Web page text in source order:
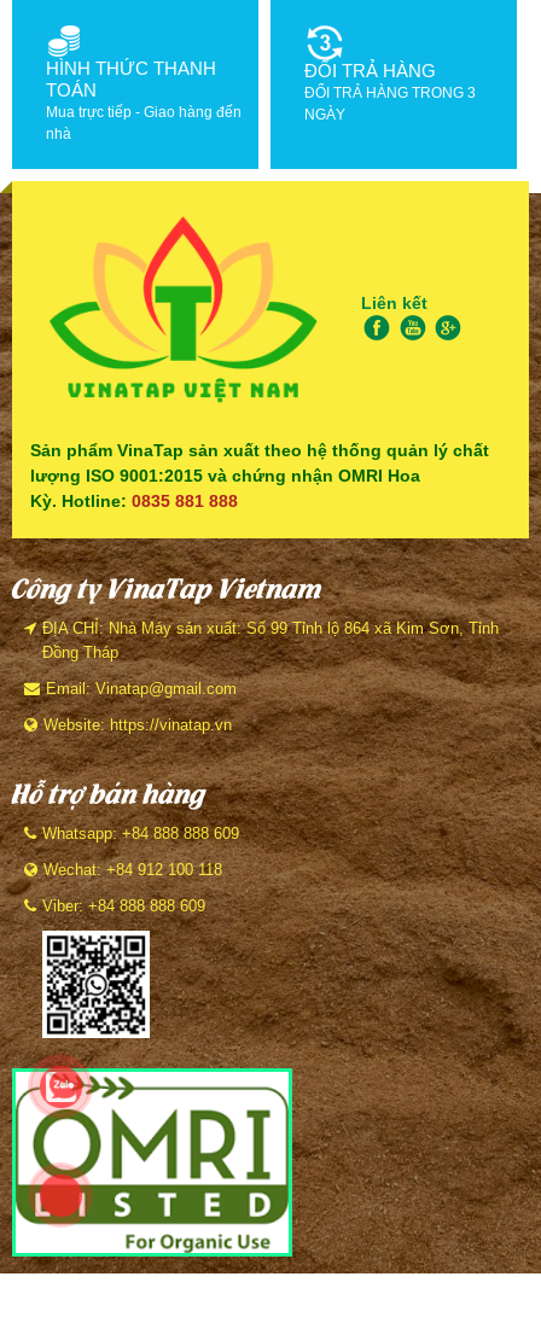
HÌNH THỨC THANH
TOÁN
Mua trực tiếp - Giao hàng đến
nhà
ĐỔI TRẢ HÀNG
ĐỔI TRẢ HÀNG TRONG 3
NGÀY
Liên kết
Sản phẩm VinaTap sản xuất theo hệ thống quản lý chất
lượng ISO 9001:2015 và chứng nhận OMRI Hoa
Kỳ. Hotline: 0835 881 888
Công ty VinaTap Vietnam
ĐỊA CHỈ: Nhà Máy sản xuất: Số 99 Tỉnh lộ 864 xã Kim Sơn, Tỉnh
Đồng Tháp
Email: Vinatap@gmail.com
Website: https://vinatap.vn
Hỗ trợ bán hàng
Whatsapp: +84 888 888 609
Wechat: +84 912 100 118
Viber: +84 888 888 609